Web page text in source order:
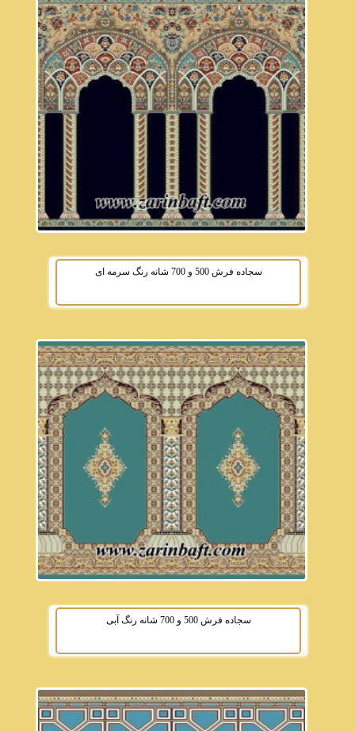
سجاده فرش 500 و 700 شانه رنگ سرمه ای
سجاده فرش 500 و 700 شانه رنگ آبی